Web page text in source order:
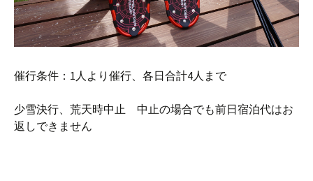
催行条件：1人より催行、各日合計4人まで
少雪決行、荒天時中止 中止の場合でも前日宿泊代はお
返しできません